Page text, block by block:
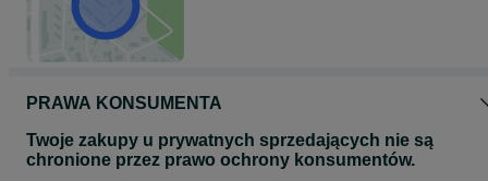
PRAWA KONSUMENTA
Twoje zakupy u prywatnych sprzedających nie są
chronione przez prawo ochrony konsumentów.